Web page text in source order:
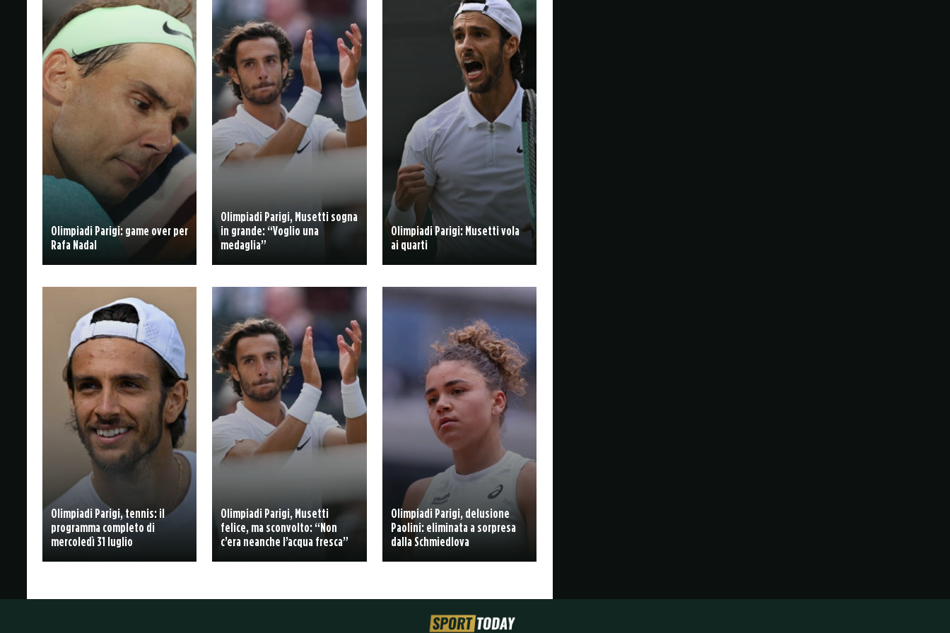
Olimpiadi Parigi: game over per
Rafa Nadal
Olimpiadi Parigi, Musetti sogna
in grande: “Voglio una
medaglia”
Olimpiadi Parigi: Musetti vola
ai quarti
Olimpiadi Parigi, tennis: il
programma completo di
mercoledì 31 luglio
Olimpiadi Parigi, Musetti
felice, ma sconvolto: “Non
c’era neanche l’acqua fresca”
Olimpiadi Parigi, delusione
Paolini: eliminata a sorpresa
dalla Schmiedlova